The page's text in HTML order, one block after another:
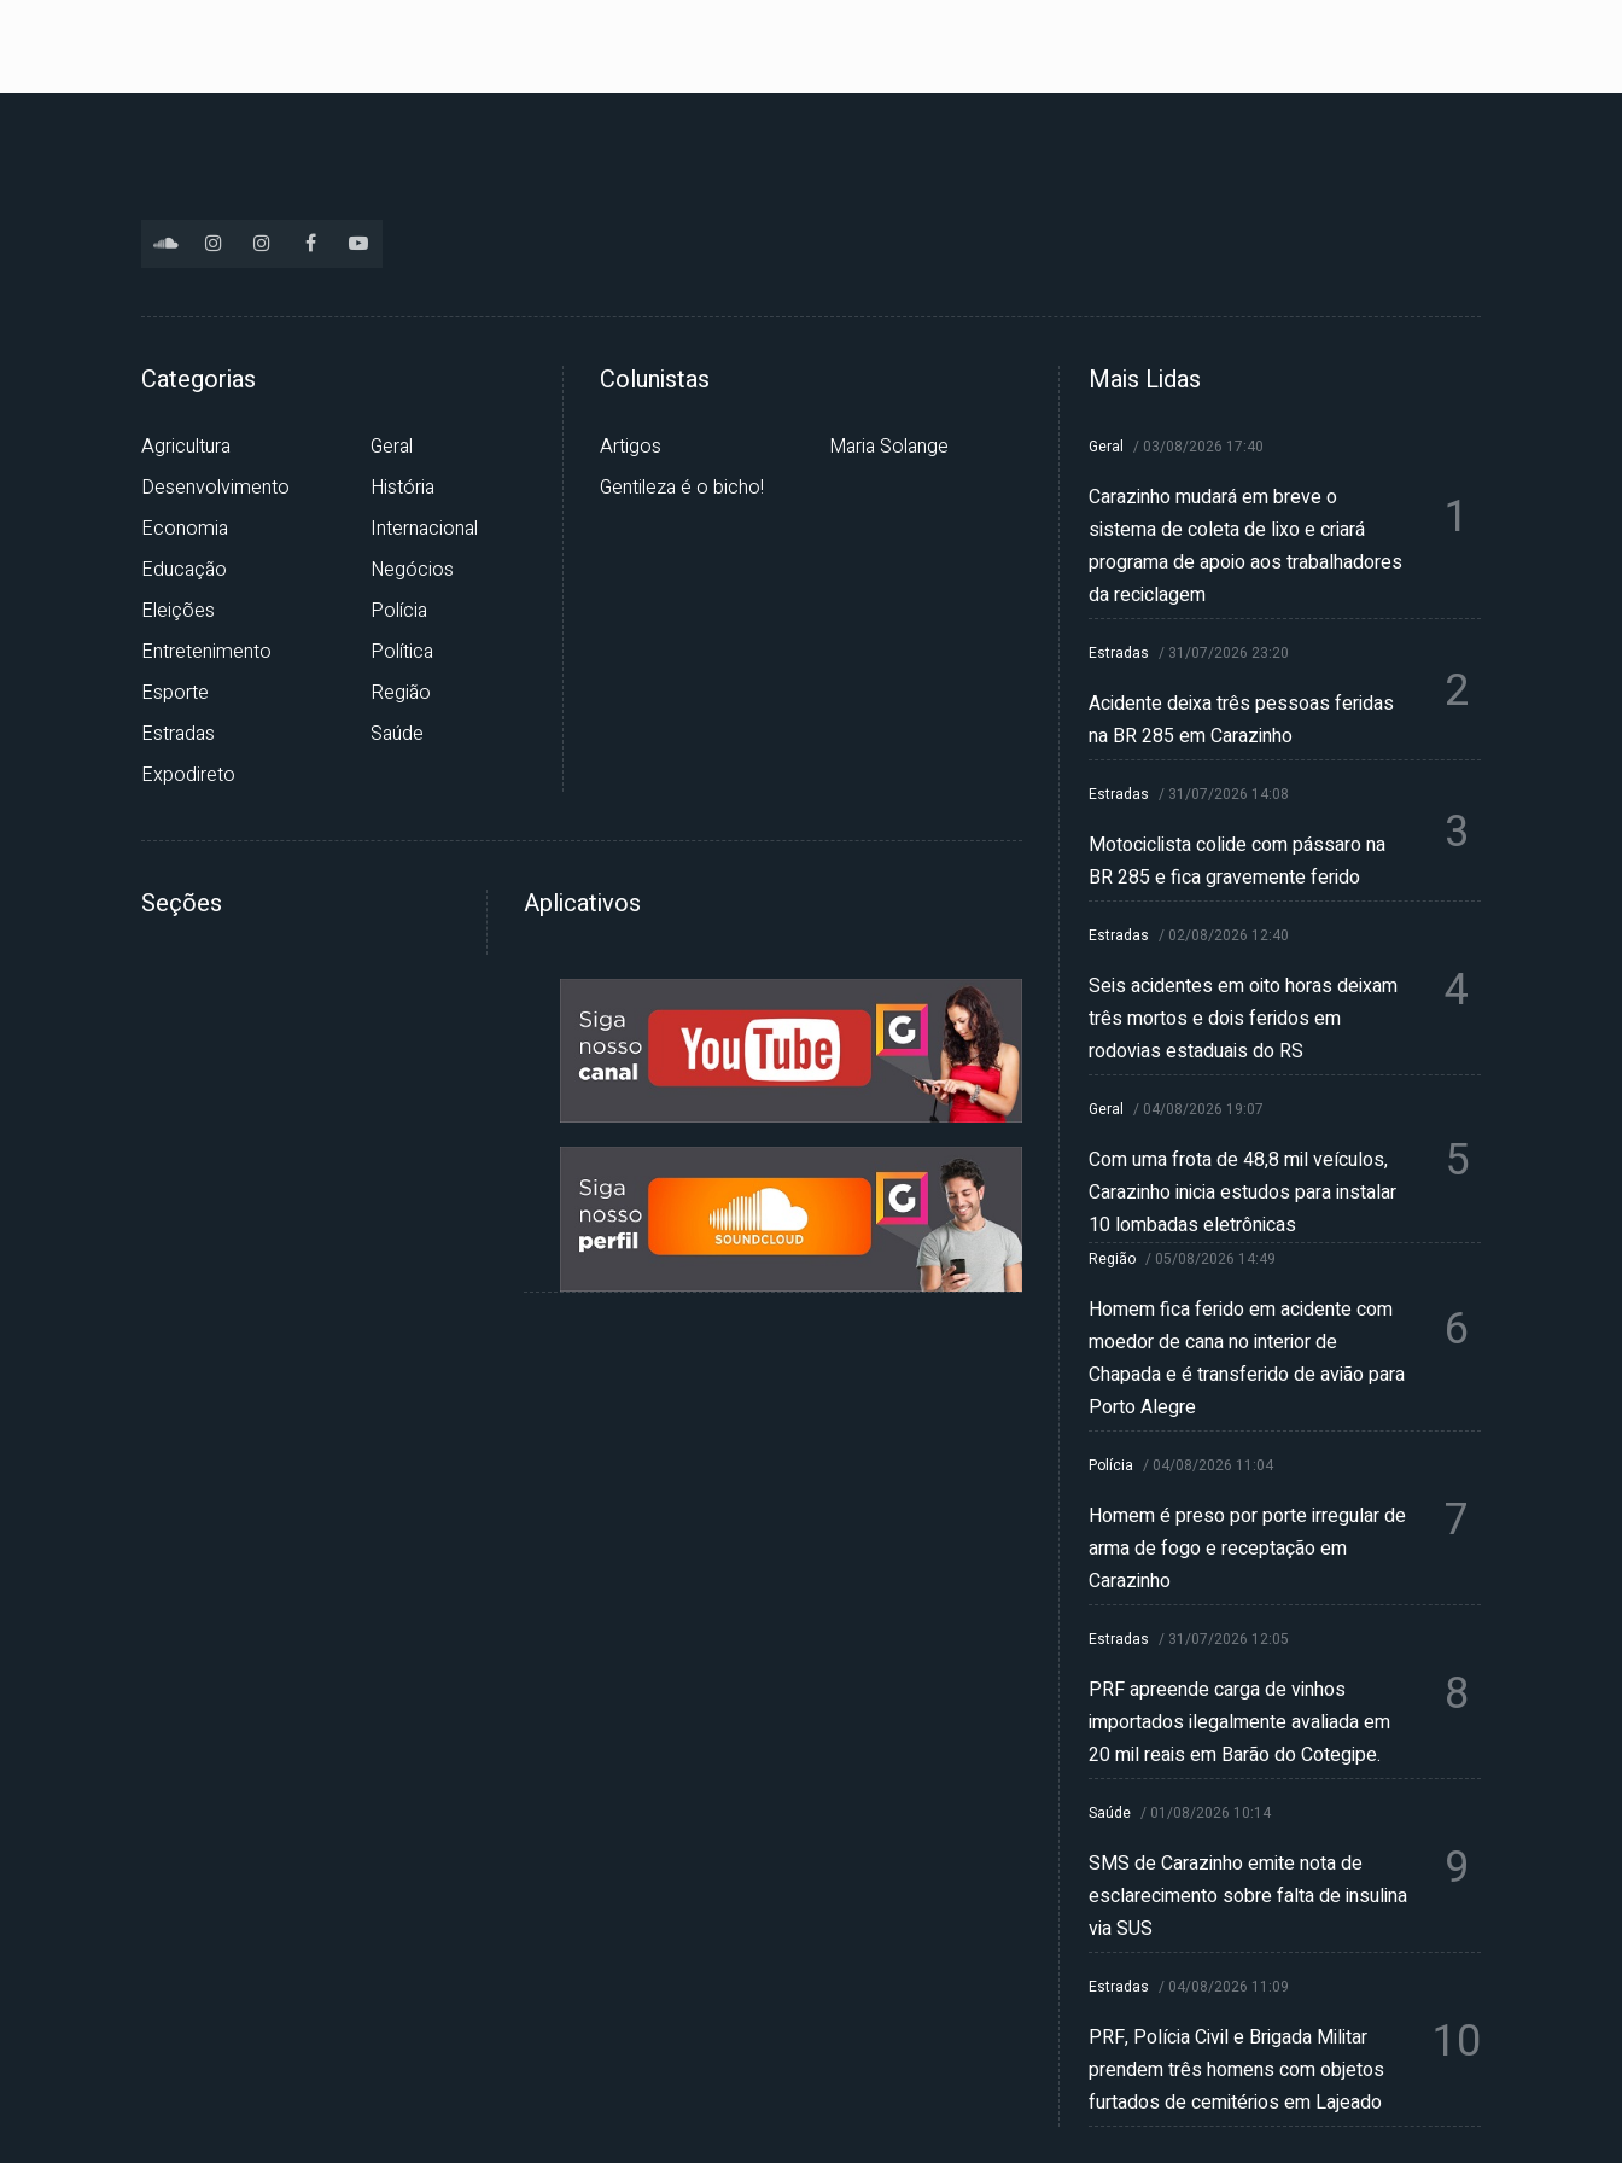
Categorias
Agricultura
Desenvolvimento
Economia
Educação
Eleições
Entretenimento
Esporte
Estradas
Expodireto
Geral
História
Internacional
Negócios
Polícia
Política
Região
Saúde
Colunistas
Artigos
Gentileza é o bicho!
Maria Solange
Seções Aplicativos
Mais Lidas
Geral / 03/08/2026 17:40
Carazinho mudará em breve o
sistema de coleta de lixo e criará
programa de apoio aos trabalhadores
da reciclagem
1
Estradas / 31/07/2026 23:20
Acidente deixa três pessoas feridas
na BR 285 em Carazinho
2
Estradas / 31/07/2026 14:08
Motociclista colide com pássaro na
BR 285 e fica gravemente ferido
3
Estradas / 02/08/2026 12:40
Seis acidentes em oito horas deixam
três mortos e dois feridos em
rodovias estaduais do RS
4
Geral / 04/08/2026 19:07
Com uma frota de 48,8 mil veículos,
Carazinho inicia estudos para instalar
10 lombadas eletrônicas
5
Região / 05/08/2026 14:49
Homem fica ferido em acidente com
moedor de cana no interior de
Chapada e é transferido de avião para
Porto Alegre
6
Polícia / 04/08/2026 11:04
Homem é preso por porte irregular de
arma de fogo e receptação em
Carazinho
7
Estradas / 31/07/2026 12:05
PRF apreende carga de vinhos
importados ilegalmente avaliada em
20 mil reais em Barão do Cotegipe.
8
Saúde / 01/08/2026 10:14
SMS de Carazinho emite nota de
esclarecimento sobre falta de insulina
via SUS
9
Estradas / 04/08/2026 11:09
PRF, Polícia Civil e Brigada Militar
prendem três homens com objetos
furtados de cemitérios em Lajeado
10